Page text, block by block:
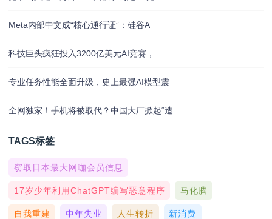
Meta内部中文成“核心通行证”：硅谷A
科技巨头疯狂投入3200亿美元AI竞赛，
专业任务性能全面升级，史上最强AI模型震
全网独家！手机将被取代？中国大厂掀起“造
TAGS标签
窃取日本最大网咖会员信息
17岁少年利用ChatGPT编写恶意程序 马化腾
自我重建 中年失业 人生转折 新消费